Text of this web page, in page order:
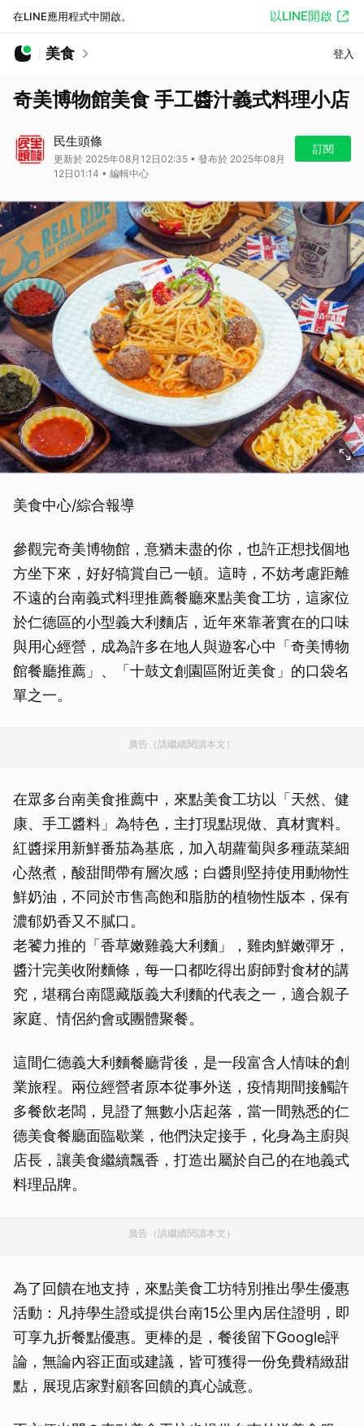
在LINE應用程式中開啟。 以LINE開啟
美食 登入
奇美博物館美食 手工醬汁義式料理小店
民生頭條
更新於 2025年08月12日02:35 • 發布於 2025年08月
12日01:14 • 編輯中心
訂閱
美食中心/綜合報導
參觀完奇美博物館，意猶未盡的你，也許正想找個地
方坐下來，好好犒賞自己一頓。這時，不妨考慮距離
不遠的台南義式料理推薦餐廳來點美食工坊，這家位
於仁德區的小型義大利麵店，近年來靠著實在的口味
與用心經營，成為許多在地人與遊客心中「奇美博物
館餐廳推薦」、「十鼓文創園區附近美食」的口袋名
單之一。
廣告（請繼續閱讀本文）
在眾多台南美食推薦中，來點美食工坊以「天然、健
康、手工醬料」為特色，主打現點現做、真材實料。
紅醬採用新鮮番茄為基底，加入胡蘿蔔與多種蔬菜細
心熬煮，酸甜間帶有層次感；白醬則堅持使用動物性
鮮奶油，不同於市售高飽和脂肪的植物性版本，保有
濃郁奶香又不膩口。
老饕力推的「香草嫩雞義大利麵」，雞肉鮮嫩彈牙，
醬汁完美收附麵條，每一口都吃得出廚師對食材的講
究，堪稱台南隱藏版義大利麵的代表之一，適合親子
家庭、情侶約會或團體聚餐。
這間仁德義大利麵餐廳背後，是一段富含人情味的創
業旅程。兩位經營者原本從事外送，疫情期間接觸許
多餐飲老闆，見證了無數小店起落，當一間熟悉的仁
德美食餐廳面臨歇業，他們決定接手，化身為主廚與
店長，讓美食繼續飄香，打造出屬於自己的在地義式
料理品牌。
廣告（請繼續閱讀本文）
為了回饋在地支持，來點美食工坊特別推出學生優惠
活動：凡持學生證或提供台南15公里內居住證明，即
可享九折餐點優惠。更棒的是，餐後留下Google評
論，無論內容正面或建議，皆可獲得一份免費精緻甜
點，展現店家對顧客回饋的真心誠意。